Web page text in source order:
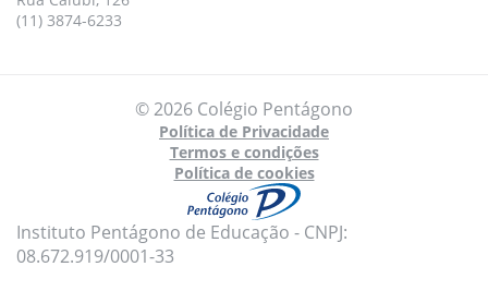
(11) 3874-6233
© 2026 Colégio Pentágono
Política de Privacidade
Termos e condições
Política de cookies
Instituto Pentágono de Educação - CNPJ:
08.672.919/0001-33